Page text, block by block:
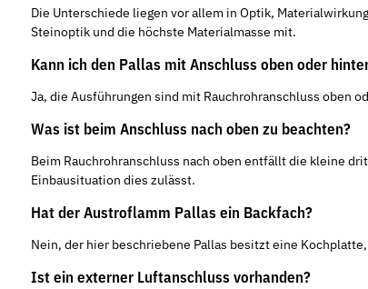
Die Unterschiede liegen vor allem in Optik,
Steinoptik und die höchste Materialmasse mit.
Kann ich den Pallas mit Anschluss oben oder
Ja, die Ausführungen sind mit Rauchrohranschluss oben
Was ist beim Anschluss nach oben zu beachten?
Beim Rauchrohranschluss nach oben entfällt die kleine
Einbausituation dies zulässt.
Hat der Austroflamm Pallas ein Backfach?
Nein, der hier beschriebene Pallas besitzt eine
Ist ein externer Luftanschluss vorhanden?